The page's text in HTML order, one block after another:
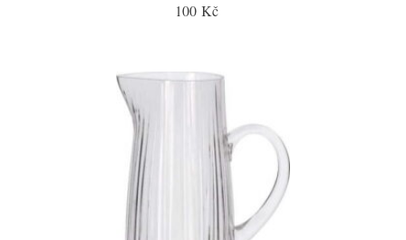
100 Kč